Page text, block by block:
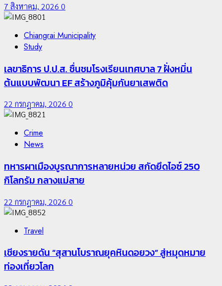
7 สิงหาคม, 2026 0
Chiangrai Municipality
Study
เลขาธิการ ป.ป.ส. ชื่นชมโรงเรียนเทศบาล 7 ฝั่งหมิ่น
ต้นแบบพัฒนา EF สร้างภูมิคุ้มกันยาเสพติด
22 กรกฎาคม, 2026 0
Crime
News
ทหารผาเมืองบูรณาการหลายหน่วย สกัดยึดไอซ์ 250
กิโลกรัม กลางแม่สาย
22 กรกฎาคม, 2026 0
Travel
เชียงรายดัน “สุสานโบราณยุคหินดอยวง” สู่หมุดหมาย
ท่องเที่ยวโลก